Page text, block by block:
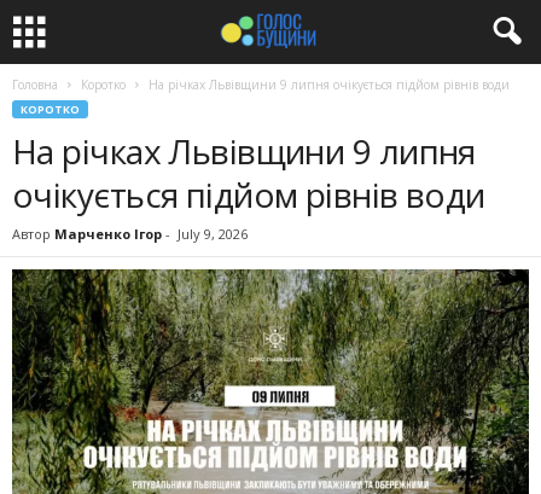
Головна Коротко На річках Львівщини 9 липня очікується підйом рівнів води
КОРОТКО
На річках Львівщини 9 липня
очікується підйом рівнів води
Автор Марченко Ігор - July 9, 2026